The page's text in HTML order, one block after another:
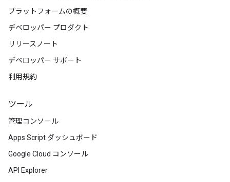
プラットフォームの概要
デベロッパー プロダクト
リリースノート
デベロッパー サポート
利用規約
ツール
管理コンソール
Apps Script ダッシュボード
Google Cloud コンソール
API Explorer